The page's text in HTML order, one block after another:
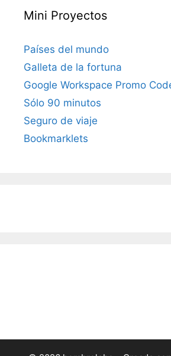
Mini Proyectos
Países del mundo
Galleta de la fortuna
Google Workspace Promo
Sólo 90 minutos
Seguro de viaje
Bookmarklets